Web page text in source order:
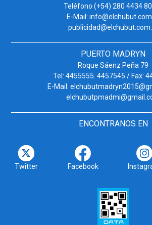
Teléfono (+54) 280 4434
E-Mail:
PUERTO MADRYN
Roque Sáenz Peña 79
Tel: 4455555. 4457545 / Fax:
E-Mail:
ENCONTRANOS EN
Twitter Facebook